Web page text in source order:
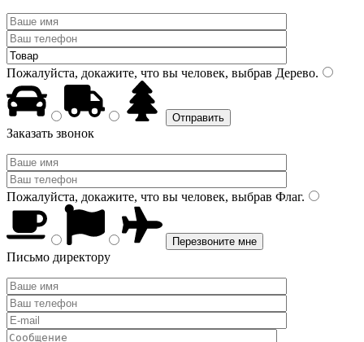
Пожалуйста, докажите, что вы человек, выбрав Дерево.
Заказать звонок
Пожалуйста, докажите, что вы человек, выбрав Флаг.
Письмо директору